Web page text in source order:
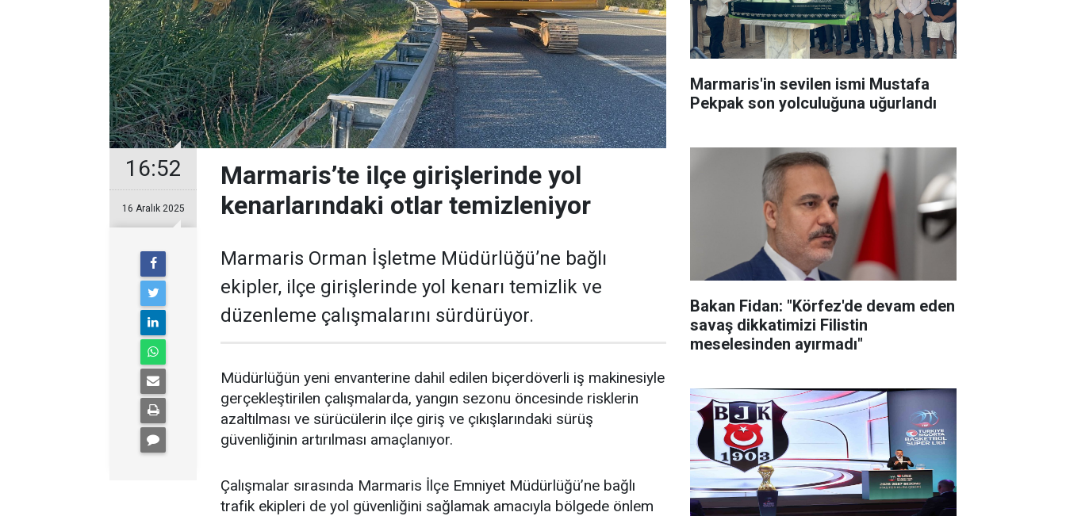
16:52
16 Aralık 2025
Marmaris’te ilçe girişlerinde yol
kenarlarındaki otlar temizleniyor
Marmaris Orman İşletme Müdürlüğü’ne bağlı
ekipler, ilçe girişlerinde yol kenarı temizlik ve
düzenleme çalışmalarını sürdürüyor.
Müdürlüğün yeni envanterine dahil edilen biçerdöverli iş makinesiyle
gerçekleştirilen çalışmalarda, yangın sezonu öncesinde risklerin
azaltılması ve sürücülerin ilçe giriş ve çıkışlarındaki sürüş
güvenliğinin artırılması amaçlanıyor.
Çalışmalar sırasında Marmaris İlçe Emniyet Müdürlüğü’ne bağlı
trafik ekipleri de yol güvenliğini sağlamak amacıyla bölgede önlem
Marmaris'in sevilen ismi Mustafa
Pekpak son yolculuğuna uğurlandı
Bakan Fidan: "Körfez'de devam eden
savaş dikkatimizi Filistin
meselesinden ayırmadı"